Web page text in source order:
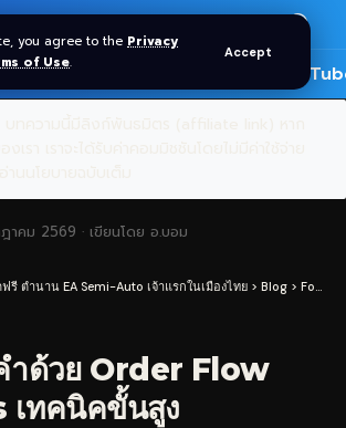
you agree to the Privacy
of Use.
Accept
คาทอง SPDR 🎬
าคม 2569 · เขียนโดย อ.บอม
รี ตำนาน EA Semi-Auto เจ้าแรกในเมืองไทย > Blog > Forex Trading
ำด้วย Order Flow
ทคนิคขั้นสูง